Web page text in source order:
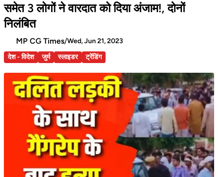
समेत 3 लोगों ने वारदात को दिया अंजाम!, दोनों
निलंबित
MP CG Times/Wed, Jun 21, 2023
देश - विदेश
जुर्म स्लाइडर ट्रेंडिंग